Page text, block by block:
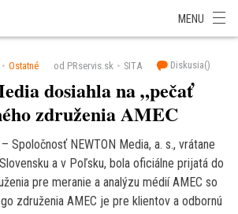
MENU
Ostatné od PRservis.sk SITA Diskusia()
dosiahla na „pečať
združenia AMEC
Spoločnosť NEWTON Media, a. s., vrátane
a v Poľsku, bola oficiálne prijatá do
pre meranie a analýzu médií AMEC so
združenia AMEC je pre klientov a odbornú